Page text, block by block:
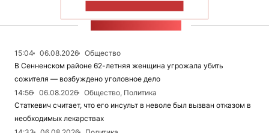
15:04 06.08.2026
Общество
В Сенненском районе 62-летняя женщина угрожала убить
сожителя — возбуждено уголовное дело
14:56
06.08.2026
Общество, Политика
Статкевич считает, что его инсульт в неволе был вызван отказом в
необходимых лекарствах